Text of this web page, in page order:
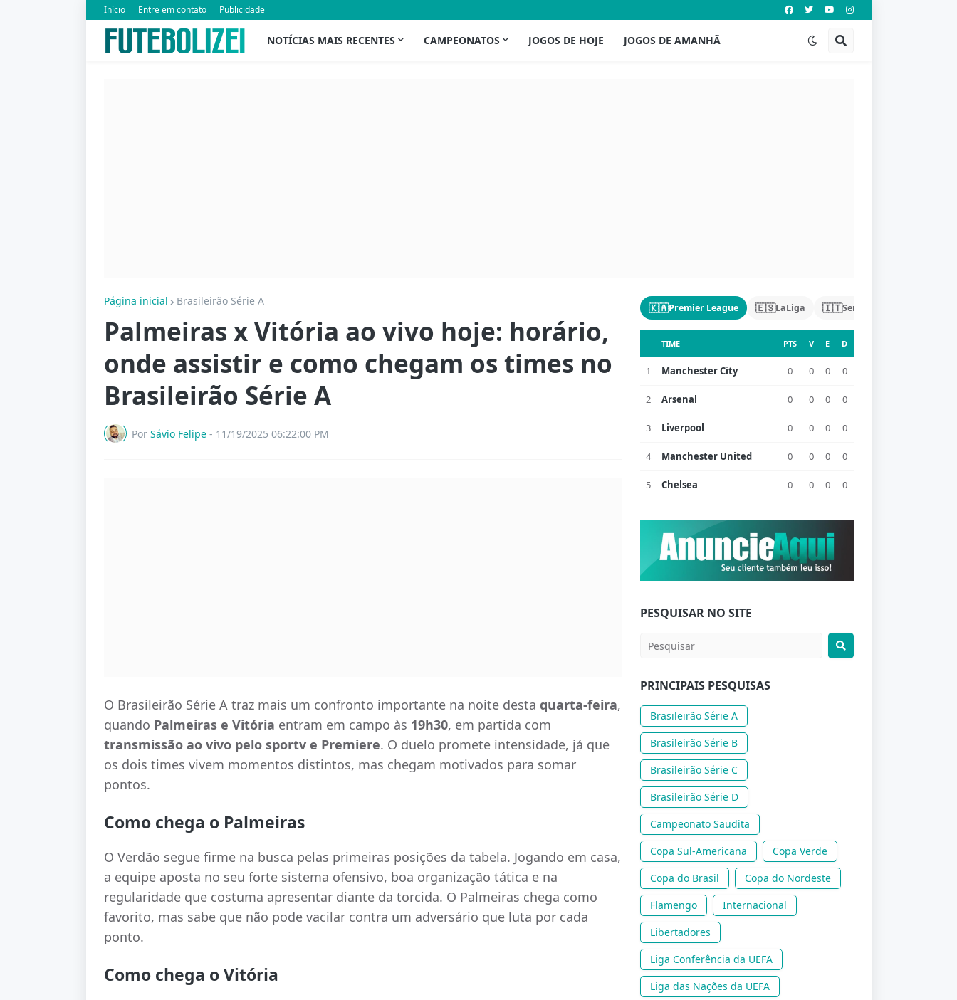
Início Entre em contato Publicidade
NOTÍCIAS MAIS RECENTES CAMPEONATOS JOGOS DE HOJE JOGOS DE AMANHÃ
Página inicial Brasileirão Série A
Palmeiras x Vitória ao vivo hoje: horário,
onde assistir e como chegam os times no
Brasileirão Série A
Por Sávio Felipe - 11/19/2025 06:22:00 PM
O Brasileirão Série A traz mais um confronto importante na noite desta quarta-feira,
quando Palmeiras e Vitória entram em campo às 19h30, em partida com
transmissão ao vivo pelo sportv e Premiere. O duelo promete intensidade, já que
os dois times vivem momentos distintos, mas chegam motivados para somar
pontos.
Como chega o Palmeiras
O Verdão segue firme na busca pelas primeiras posições da tabela. Jogando em casa,
a equipe aposta no seu forte sistema ofensivo, boa organização tática e na
regularidade que costuma apresentar diante da torcida. O Palmeiras chega como
favorito, mas sabe que não pode vacilar contra um adversário que luta por cada
ponto.
Como chega o Vitória
🇰🇦Premier League 🇪🇸LaLiga 🇮🇹Serie A
TIME PTS V E D
1 Manchester City 0 0 0 0
2 Arsenal 0 0 0 0
3 Liverpool 0 0 0 0
4 Manchester United 0 0 0 0
5 Chelsea 0 0 0 0
PESQUISAR NO SITE
PRINCIPAIS PESQUISAS
Brasileirão Série A
Brasileirão Série B
Brasileirão Série C
Brasileirão Série D
Campeonato Saudita
Copa Sul-Americana
Copa Verde
Copa do Brasil
Copa do Nordeste
Flamengo
Internacional
Libertadores
Liga Conferência da UEFA
Liga das Nações da UEFA